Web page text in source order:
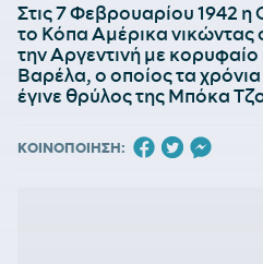
Στις 7 Φεβρουαρίου 1942
το Κόπα Αμέρικα νικώντας
την Αργεντινή με κορυφαίο
Βαρέλα, ο οποίος τα
έγινε θρύλος της Μπόκα
ΚΟΙΝΟΠΟΙΗΣΗ: